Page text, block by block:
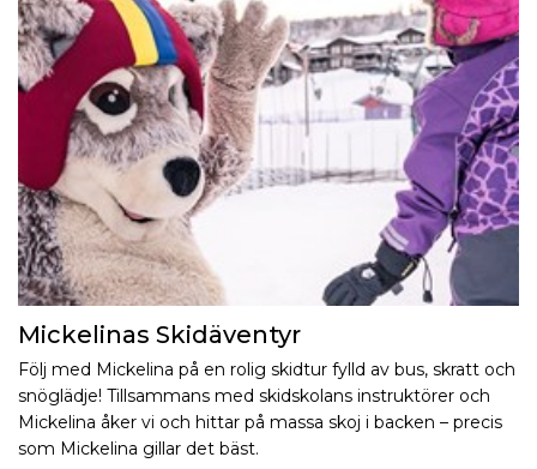
Mickelinas Skidäventyr
Följ med Mickelina på en rolig skidtur fylld av bus, skratt och
snöglädje! Tillsammans med skidskolans instruktörer och
Mickelina åker vi och hittar på massa skoj i backen – precis
som Mickelina gillar det bäst.